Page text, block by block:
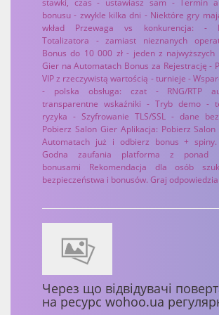
bonusu - zwykle kilka dni - Niektóre gry
wkład Przewaga vs konkurencja: -
Totalizatora - zamiast nieznanych
Bonus do 10 000 zł - jeden z najwyższych
Gier na Automatach Bonus za Rejestrację -
VIP z rzeczywistą wartością - turnieje -
- polska obsługa: czat - RNG/RTP
transparentne wskaźniki - Tryb demo -
ryzyka - Szyfrowanie TLS/SSL - dane
Pobierz Salon Gier Aplikacja: Pobierz
Automatach już i odbierz bonus + spiny.
Godna zaufania platforma z ponad
bonusami Rekomendacja dla osób
bezpieczeństwa i bonusów. Graj
Через що відвідувачі
на ресурс wohoo.ua